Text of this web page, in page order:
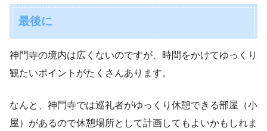
最後に
神門寺の境内は広くないのですが、時間をかけてゆっくり
観たいポイントがたくさんあります。
なんと、神門寺では巡礼者がゆっくり休憩できる部屋（小
屋）があるので休憩場所として計画してもよいかもしれま